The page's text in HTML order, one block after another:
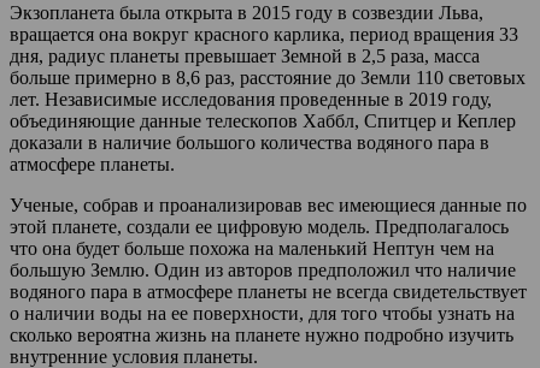
Экзопланета была открыта в 2015 году в созвездии Льва,
вращается она вокруг красного карлика, период вращения 33
дня, радиус планеты превышает Земной в 2,5 раза, масса
больше примерно в 8,6 раз, расстояние до Земли 110 световых
лет. Независимые исследования проведенные в 2019 году,
объединяющие данные телескопов Хаббл, Спитцер и Кеплер
доказали в наличие большого количества водяного пара в
атмосфере планеты.
Ученые, собрав и проанализировав вес имеющиеся данные по
этой планете, создали ее цифровую модель. Предполагалось
что она будет больше похожа на маленький Нептун чем на
большую Землю. Один из авторов предположил что наличие
водяного пара в атмосфере планеты не всегда свидетельствует
о наличии воды на ее поверхности, для того чтобы узнать на
сколько вероятна жизнь на планете нужно подробно изучить
внутренние условия планеты.